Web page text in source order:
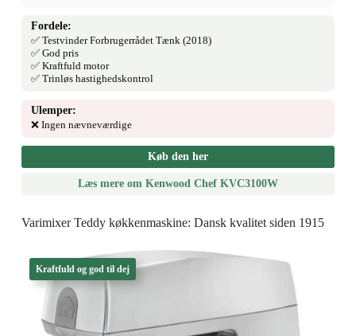
Fordele:
✅ Testvinder Forbrugerrådet Tænk (2018)
✅ God pris
✅ Kraftfuld motor
✅ Trinløs hastighedskontrol
Ulemper:
❌ Ingen nævneværdige
Køb den her
Læs mere om Kenwood Chef KVC3100W
Varimixer Teddy køkkenmaskine: Dansk kvalitet siden 1915
Kraftfuld og god til dej